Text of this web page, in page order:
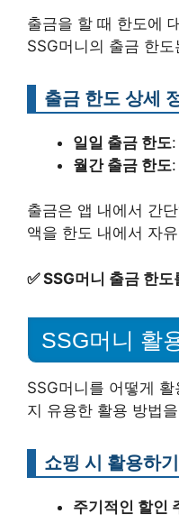
출금을 할 때 한도에
SSG머니의 출금 한
출금 한도 상세
일일 출금 한도
월간 출금 한도
출금은 앱 내에서 간
액을 한도 내에서 자
✅SSG머니 출금 한
SSG머니 활
SSG머니를 어떻게
지 유용한 활용 방법
쇼핑 시 활용하기
주기적인 할인